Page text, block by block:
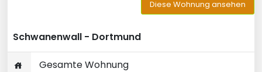
Diese Wohnung ansehen
Schwanenwall - Dortmund
Gesamte Wohnung